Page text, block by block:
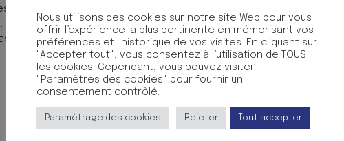
permettent ? l’enfant d’appr?hender des univers de formes et
des planches : 15 x 21 cm. Ne contient pas de trace de
aux enfants de moins de 3ans
Nous utilisons des cookies sur notre site Web pour vous
offrir l’expérience la plus pertinente en mémorisant vos
préférences et l'historique de vos visites. En cliquant sur
"Accepter tout", vous consentez à l’utilisation de TOUS
les cookies. Cependant, vous pouvez visiter
"Paramètres des cookies" pour fournir un
consentement contrôlé.
Paramètrage des cookies Rejeter Tout accepter